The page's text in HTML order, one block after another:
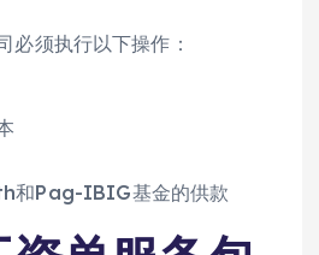
必须执行以下操作：
和Pag-IBIG基金的供款